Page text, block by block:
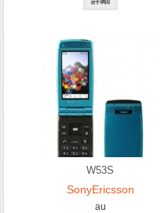
W53S
SonyEricsson
au